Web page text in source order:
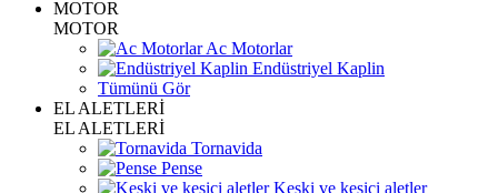
MOTOR
MOTOR
Ac Motorlar
Endüstriyel Kaplin
Tümünü Gör
EL ALETLERİ
EL ALETLERİ
Tornavida
Pense
Keski ve kesici aletler